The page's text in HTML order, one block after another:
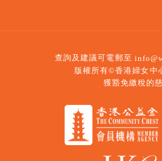
查詢及建議可電郵至
版權所有©香港婦女中
獲豁免繳稅的